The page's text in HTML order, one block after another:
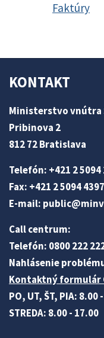
Faktúry
KONTAKT
Ministerstvo vnútra
Pribinova 2
812 72 Bratislava
Telefón: +421 2 5094
Fax: +421 2 5094 4397
E-mail: public@minv
Call centrum:
Telefón: 0800 222
Nahlásenie
Kontaktný formulár
PO, UT, ŠT, PIA: 8.00
STREDA: 8.00 - 17.00